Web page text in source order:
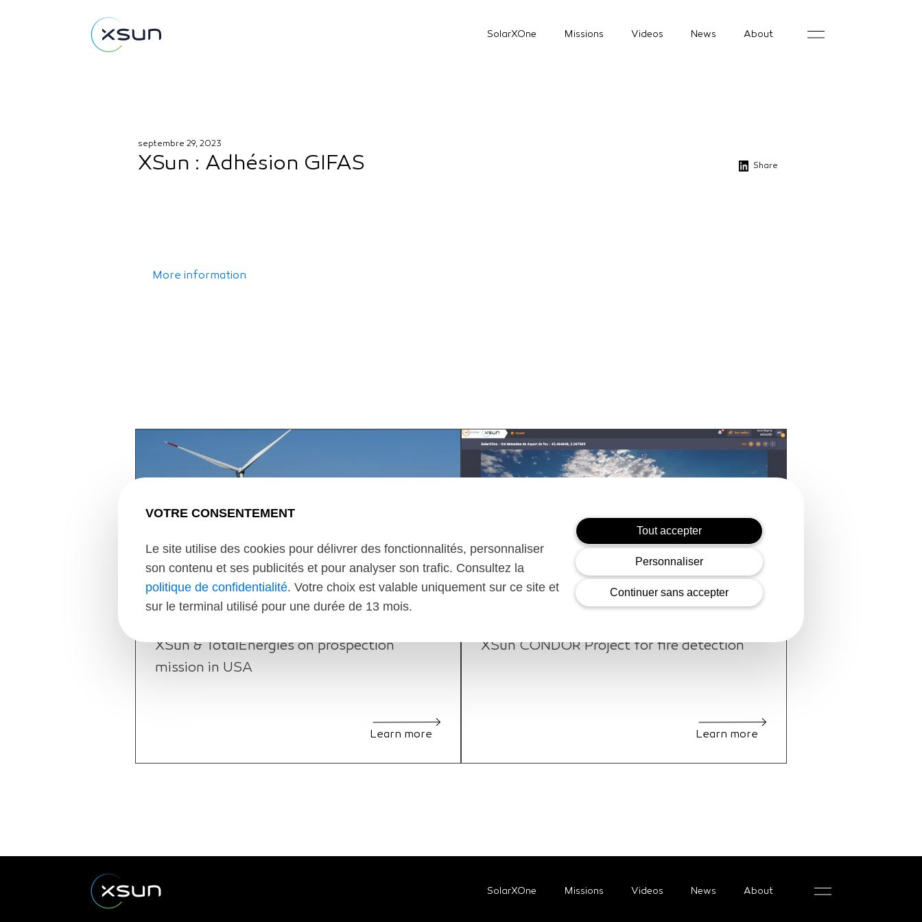
SolarXOne Missions Videos News About
septembre 29, 2023
XSun : Adhésion GIFAS Share
More information
XSun & TotalEnergies on prospection
mission in USA
Learn more
XSun CONDOR Project for fire detection
Learn more
SolarXOne Missions Videos News About
VOTRE CONSENTEMENT
Le site utilise des cookies pour délivrer des fonctionnalités, personnaliser
son contenu et ses publicités et pour analyser son trafic. Consultez la
politique de confidentialité. Votre choix est valable uniquement sur ce site et
sur le terminal utilisé pour une durée de 13 mois.
Tout accepter
Personnaliser
Continuer sans accepter